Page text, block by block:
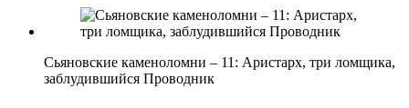
Сьяновские каменоломни – 11: Аристарх, три ломщика,
заблудившийся Проводник